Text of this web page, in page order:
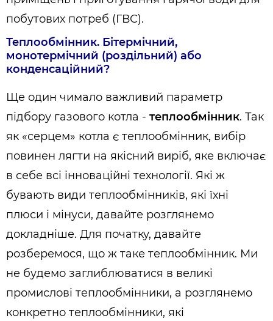
побутових потреб (ГВС).
Теплообмінник. Бітермічний,
монотермічний (роздільний) або
конденсаційний?
Ще один чимало важливий параметр
підбору газового котла - теплообмінник. Так
як «серцем» котла є теплообмінник, вибір
повинен лягти на якісний виріб, яке включає
в себе всі інноваційні технології. Які ж
бувають види теплообмінників, які їхні
плюси і мінуси, давайте розглянемо
докладніше. Для початку, давайте
розберемося, що ж таке теплообмінник. Ми
не будемо заглиблюватися в великі
промислові теплообмінники, а розглянемо
конкретно теплообмінники, які